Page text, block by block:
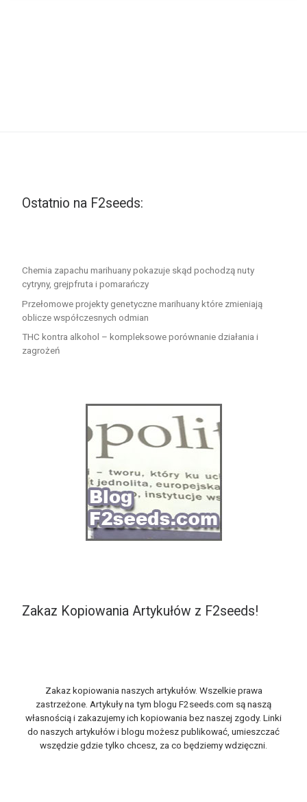
Ostatnio na F2seeds:
Chemia zapachu marihuany pokazuje skąd pochodzą nuty
cytryny, grejpfruta i pomarańczy
Przełomowe projekty genetyczne marihuany które zmieniają
oblicze współczesnych odmian
THC kontra alkohol – kompleksowe porównanie działania i
zagrożeń
Zakaz Kopiowania Artykułów z F2seeds!
Zakaz kopiowania naszych artykułów. Wszelkie prawa
zastrzeżone. Artykuły na tym blogu F2seeds.com są naszą
własnością i zakazujemy ich kopiowania bez naszej zgody. Linki
do naszych artykułów i blogu możesz publikować, umieszczać
wszędzie gdzie tylko chcesz, za co będziemy wdzięczni.